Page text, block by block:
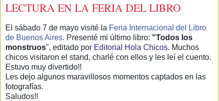
LECTURA EN LA FERIA DEL LIBRO
El sábado 7 de mayo visité la Feria Internacional del Libro
de Buenos Aires. Presenté mi último libro: "Todos los
monstruos", editado por Editorial Hola Chicos. Muchos
chicos visitaron el stand, charlé con ellos y les leí el cuento.
Estuvo muy divertido!!
Les dejo algunos maravillosos momentos captados en las
fotografías.
Saludos!!